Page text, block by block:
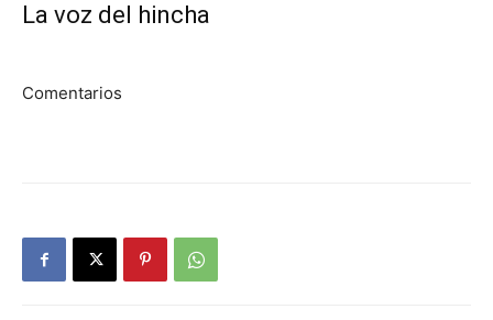
La voz del hincha
Comentarios